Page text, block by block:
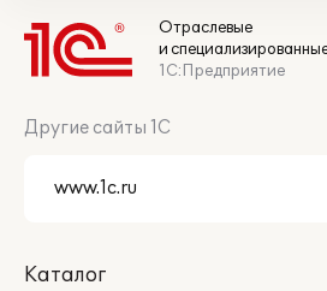
Отраслевые
и
1С:Предприятие
Другие сайты 1С
Каталог